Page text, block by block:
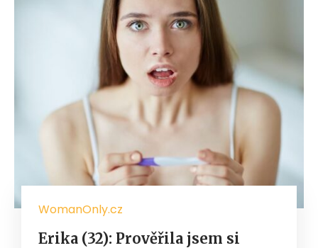
WomanOnly.cz
Erika (32): Prověřila jsem si